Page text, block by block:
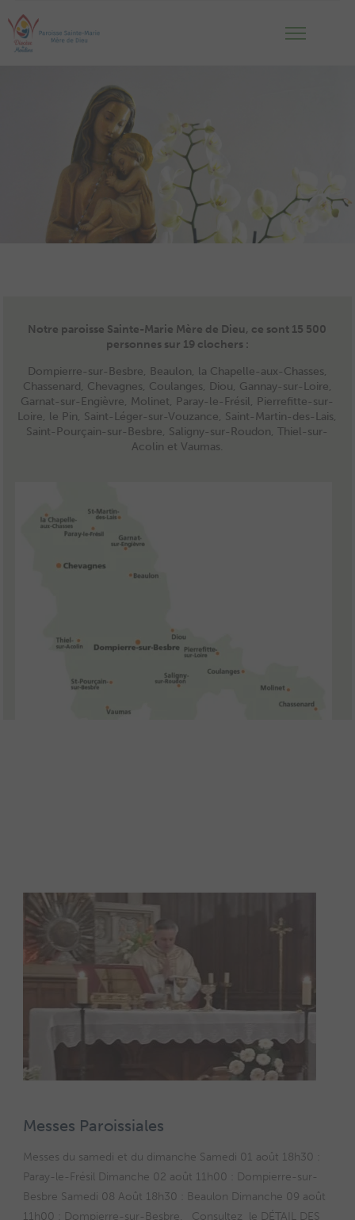
Notre paroisse Sainte-Marie Mère de Dieu, ce sont 15 500
personnes sur 19 clochers :
Dompierre-sur-Besbre, Beaulon, la Chapelle-aux-Chasses,
Chassenard, Chevagnes, Coulanges, Diou, Gannay-sur-Loire,
Garnat-sur-Engièvre, Molinet, Paray-le-Frésil, Pierrefitte-sur-
Loire, le Pin, Saint-Léger-sur-Vouzance, Saint-Martin-des-Lais,
Saint-Pourçain-sur-Besbre, Saligny-sur-Roudon, Thiel-sur-
Acolin et Vaumas.
Messes Paroissiales
Messes du samedi et du dimanche Samedi 01 août 18h30 :
Paray-le-Frésil Dimanche 02 août 11h00 : Dompierre-sur-
Besbre Samedi 08 Août 18h30 : Beaulon Dimanche 09 août
11h00 : Dompierre-sur-Besbre. Consultez le DÉTAIL DES